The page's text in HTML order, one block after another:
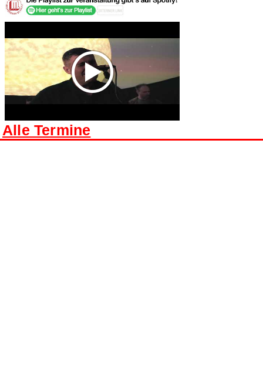
Alle Termine